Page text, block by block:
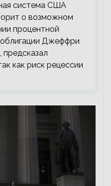
система США
о возможном
процентной
облигации Джеффри
предсказал
как риск рецессии